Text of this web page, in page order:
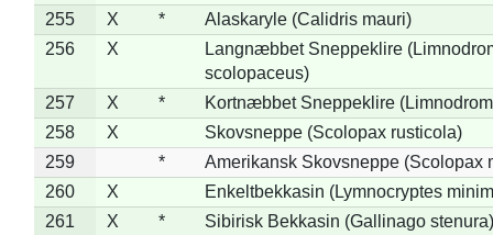
255
X *
Alaskaryle (Calidris mauri)
256
X
Langnæbbet Sneppeklire
scolopaceus)
257
X *
Kortnæbbet Sneppeklire
258
X
Skovsneppe (Scolopax rusticola)
259
*
Amerikansk Skovsneppe (Scolopax
260
X
Enkeltbekkasin (Lymnocryptes
261
X *
Sibirisk Bekkasin (Gallinago stenura)